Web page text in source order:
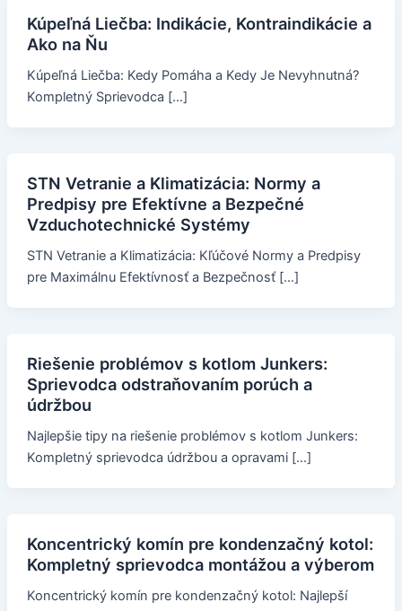
Kúpeľná Liečba: Indikácie, Kontraindikácie a
Ako na Ňu
Kúpeľná Liečba: Kedy Pomáha a Kedy Je Nevyhnutná?
Kompletný Sprievodca […]
STN Vetranie a Klimatizácia: Normy a
Predpisy pre Efektívne a Bezpečné
Vzduchotechnické Systémy
STN Vetranie a Klimatizácia: Kľúčové Normy a Predpisy
pre Maximálnu Efektívnosť a Bezpečnosť […]
Riešenie problémov s kotlom Junkers:
Sprievodca odstraňovaním porúch a
údržbou
Najlepšie tipy na riešenie problémov s kotlom Junkers:
Kompletný sprievodca údržbou a opravami […]
Koncentrický komín pre kondenzačný kotol:
Kompletný sprievodca montážou a výberom
Koncentrický komín pre kondenzačný kotol: Najlepší